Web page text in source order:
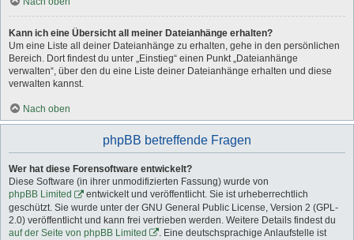
Kann ich eine Übersicht all meiner Dateianhänge erhalten?
Um eine Liste all deiner Dateianhänge zu erhalten, gehe in den persönlichen
Bereich. Dort findest du unter „Einstieg“ einen Punkt „Dateianhänge
verwalten“, über den du eine Liste deiner Dateianhänge erhalten und diese
verwalten kannst.
Nach oben
phpBB betreffende Fragen
Wer hat diese Forensoftware entwickelt?
Diese Software (in ihrer unmodifizierten Fassung) wurde von
phpBB Limited
entwickelt und veröffentlicht. Sie ist urheberrechtlich
geschützt. Sie wurde unter der GNU General Public License, Version 2 (GPL-
2.0) veröffentlicht und kann frei vertrieben werden. Weitere Details findest du
auf der Seite von phpBB Limited
. Eine deutschsprachige Anlaufstelle ist